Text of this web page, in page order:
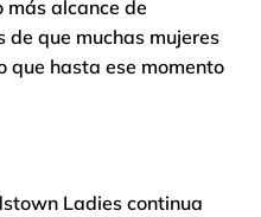
más alcance de
que muchas mujeres
que hasta ese momento
Ladies continua